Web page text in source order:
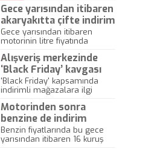
Gece yarısından itibaren
akaryakıtta çifte indirim
Gece yarısından itibaren
motorinin litre fiyatında
litre fiyatında ise 10 kuruş
indirim yapılacak.
Alışveriş merkezinde
‘Black Friday’ kavgası
'Black Friday' kapsamında
indirimli mağazalara ilgi
sırasında aynı ürün için
birbirleriyle tartışanlar bile
oldu.
Motorinden sonra
benzine de indirim
Benzin fiyatlarında bu gece
yarısından itibaren 16 kuruş